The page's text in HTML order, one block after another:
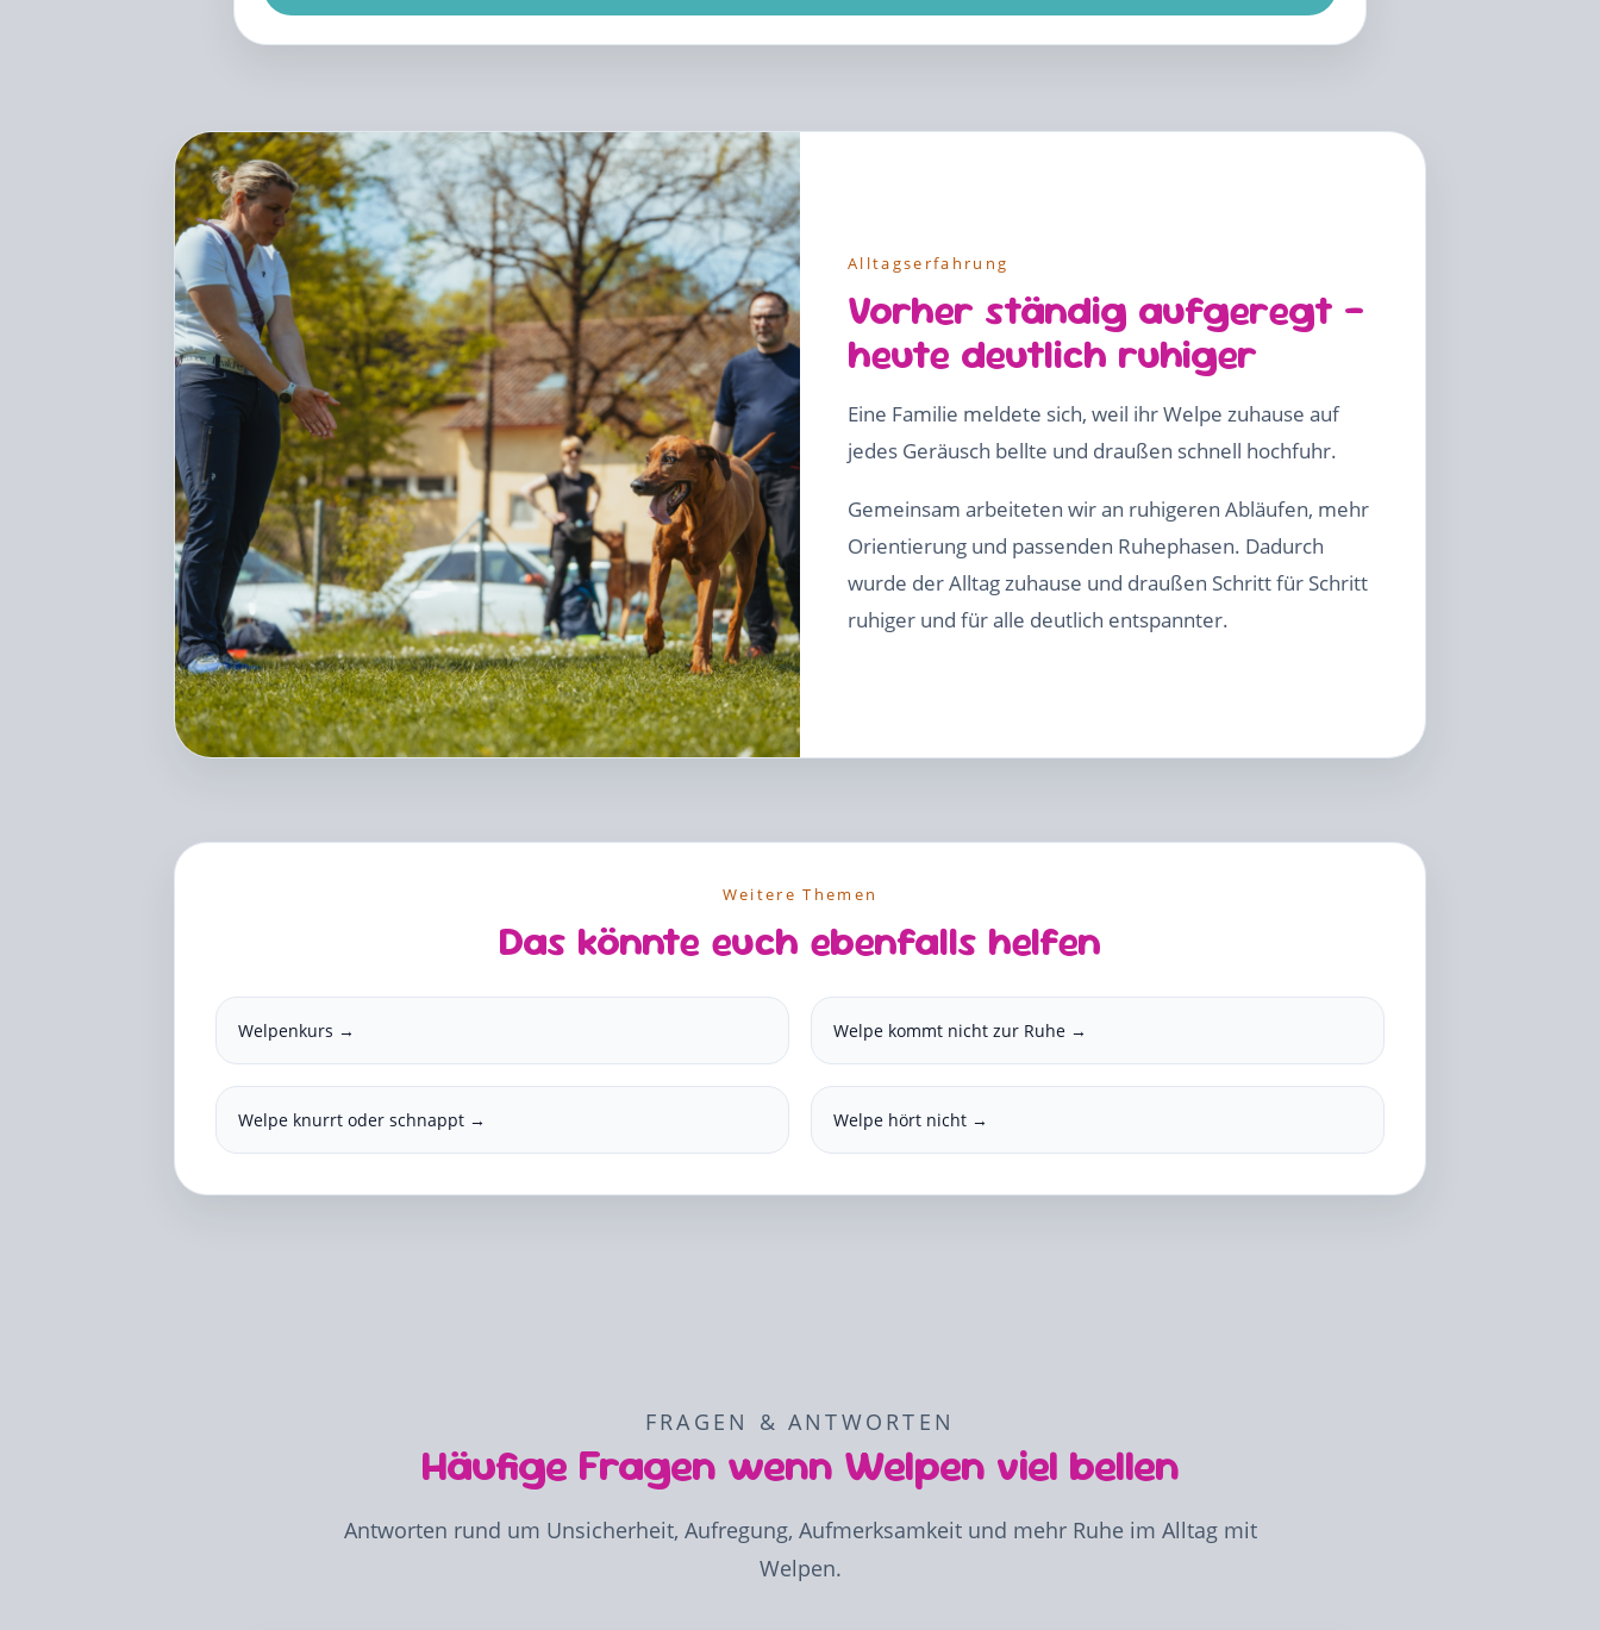
Alltagserfahrung
Vorher ständig aufgeregt –
heute deutlich ruhiger
Eine Familie meldete sich, weil ihr Welpe zuhause auf
jedes Geräusch bellte und draußen schnell hochfuhr.
Gemeinsam arbeiteten wir an ruhigeren Abläufen, mehr
Orientierung und passenden Ruhephasen. Dadurch
wurde der Alltag zuhause und draußen Schritt für Schritt
ruhiger und für alle deutlich entspannter.
Weitere Themen
Das könnte euch ebenfalls helfen
Welpenkurs → Welpe kommt nicht zur Ruhe →
Welpe knurrt oder schnappt → Welpe hört nicht →
FRAGEN & ANTWORTEN
Häufige Fragen wenn Welpen viel bellen
Antworten rund um Unsicherheit, Aufregung, Aufmerksamkeit und mehr Ruhe im Alltag mit
Welpen.